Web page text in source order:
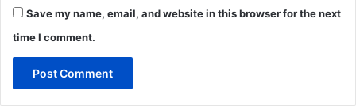
Save my name, email, and website in this browser for the next
time I comment.